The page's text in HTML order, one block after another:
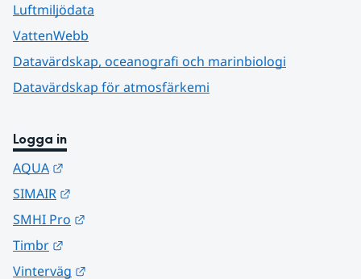
Luftmiljödata
VattenWebb
Datavärdskap, oceanografi och marinbiologi
Datavärdskap för atmosfärkemi
Logga in
AQUA
SIMAIR
SMHI Pro
Timbr
Vinterväg